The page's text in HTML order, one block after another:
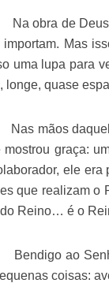
de Deus, o
importam. Mas
uma lupa para
longe, quase
mãos daquele
mostrou graça:
ele
que realizam o
Reino… é o
ao Senhor
coisas: